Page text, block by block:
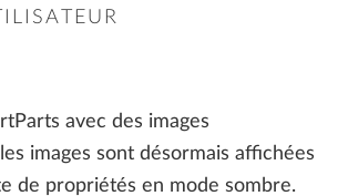
avec des images
images sont désormais affichées
de propriétés en mode sombre.